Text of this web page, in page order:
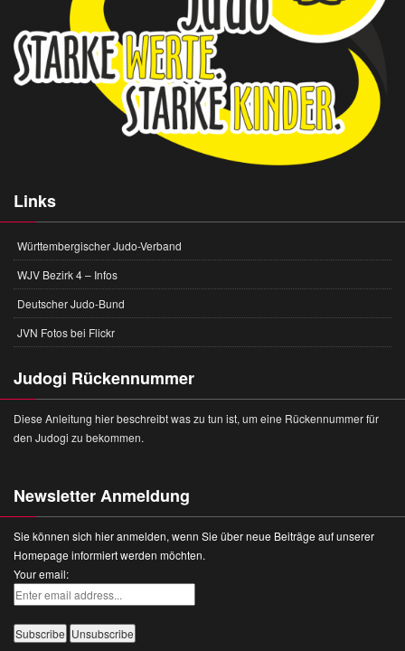
Links
Württembergischer Judo-Verband
WJV Bezirk 4 – Infos
Deutscher Judo-Bund
JVN Fotos bei Flickr
Judogi Rückennummer
Diese Anleitung hier beschreibt was zu tun ist, um eine Rückennummer für
den Judogi zu bekommen.
Newsletter Anmeldung
Sie können sich hier anmelden, wenn Sie über neue Beiträge auf unserer
Homepage informiert werden möchten.
Your email: